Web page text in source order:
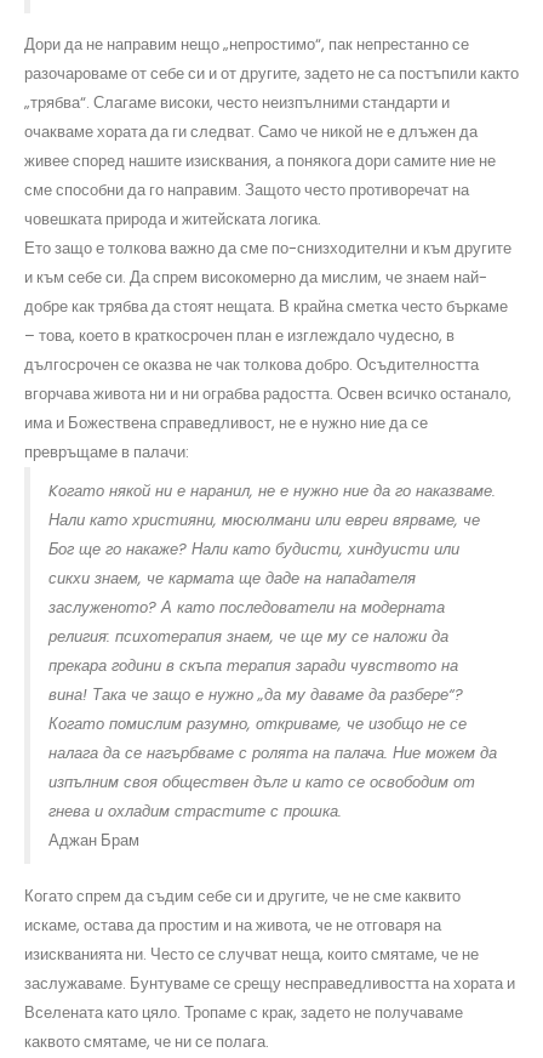
Дори да не направим нещо „непростимо“, пак непрестанно се
разочароваме от себе си и от другите, задето не са постъпили както
„трябва“. Слагаме високи, често неизпълними стандарти и
очакваме хората да ги следват. Само че никой не е длъжен да
живее според нашите изисквания, а понякога дори самите ние не
сме способни да го направим. Защото често противоречат на
човешката природа и житейската логика.
Ето защо е толкова важно да сме по-снизходителни и към другите
и към себе си. Да спрем високомерно да мислим, че знаем най-
добре как трябва да стоят нещата. В крайна сметка често бъркаме
– това, което в краткосрочен план е изглеждало чудесно, в
дългосрочен се оказва не чак толкова добро. Осъдителността
вгорчава живота ни и ни ограбва радостта. Освен всичко останало,
има и Божествена справедливост, не е нужно ние да се
превръщаме в палачи:
Kогато някой ни е наранил, не е нужно ние да го наказваме.
Нали като християни, мюсюлмани или евреи вярваме, че
Бог ще го накаже? Нали като будисти, хиндуисти или
сикхи знаем, че кармата ще даде на нападателя
заслуженото? А като последователи на модерната
религия: психотерапия знаем, че ще му се наложи да
прекара години в скъпа терапия заради чувството на
вина! Така че защо е нужно „да му даваме да разбере“?
Когато помислим разумно, откриваме, че изобщо не се
налага да се нагърбваме с ролята на палача. Ние можем да
изпълним своя обществен дълг и като се освободим от
гнева и охладим страстите с прошка.
Аджан Брам
Когато спрем да съдим себе си и другите, че не сме каквито
искаме, остава да простим и на живота, че не отговаря на
изискванията ни. Често се случват неща, които смятаме, че не
заслужаваме. Бунтуваме се срещу несправедливостта на хората и
Вселената като цяло. Тропаме с крак, задето не получаваме
каквото смятаме, че ни се полага.